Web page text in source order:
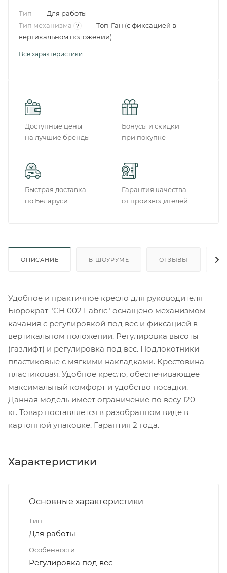
Тип — Для работы
Тип механизма
? — Топ-Ган (с фиксацией в
вертикальном положении)
Все характеристики
Доступные цены
на лучшие бренды
Бонусы и скидки
при покупке
Быстрая доставка
по Беларуси
Гарантия качества
от производителей
ОПИСАНИЕ В ШОУРУМЕ ОТЗЫВЫ
Удобное и практичное кресло для руководителя
Бюрократ "CH 002 Fabric" оснащено механизмом
качания с регулировкой под вес и фиксацией в
вертикальном положении. Регулировка высоты
(газлифт) и регулировка под вес. Подлокотники
пластиковые с мягкими накладками. Крестовина
пластиковая. Удобное кресло, обеспечивающее
максимальный комфорт и удобство посадки.
Данная модель имеет ограничение по весу 120
кг. Товар поставляется в разобранном виде в
картонной упаковке. Гарантия 2 года.
Характеристики
Основные характеристики
Тип
Для работы
Особенности
Регулировка под вес